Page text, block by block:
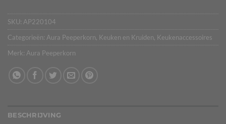
SKU: AP220104
Categorieën: Aura Peeperkorn, Keuken en Kruiden, Keukenaccessoires
Merk: Aura Peeperkorn
BESCHRIJVING